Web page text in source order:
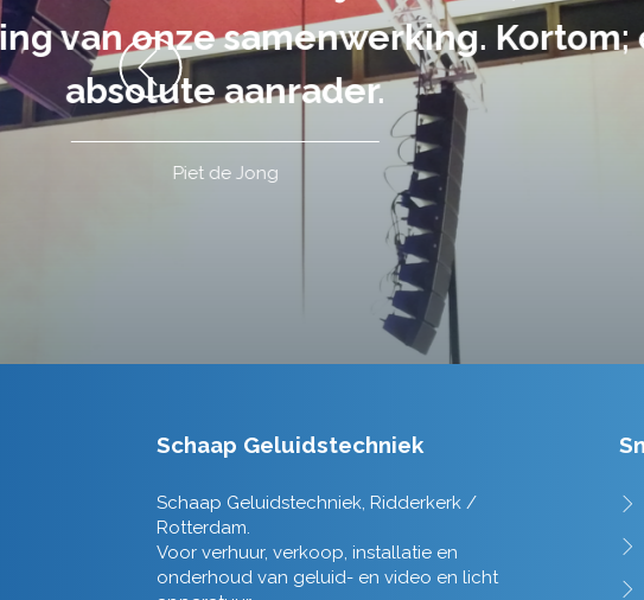
volledig uit handen
tot
Schaap Geluidstechniek
Schaap Geluidstechniek, Ridderkerk /
Rotterdam.
Voor verhuur, verkoop, installatie en
onderhoud van geluid- en video en licht